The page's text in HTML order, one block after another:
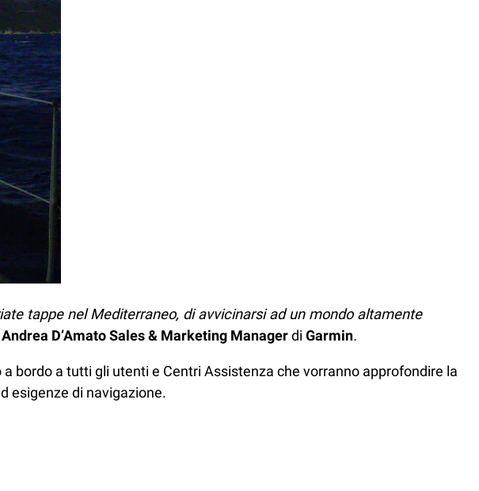
tappe nel Mediterraneo, di avvicinarsi ad un mondo altamente
Andrea D’Amato Sales & Marketing Managerdi Garmin.
bordo a tutti gli utenti e Centri Assistenza che vorranno approfondire la
esigenze di navigazione.